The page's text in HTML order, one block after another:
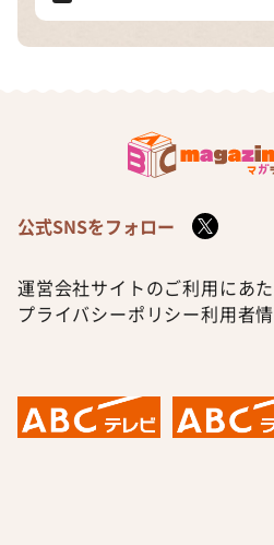
公式SNSをフォロー
運営会社サイトのご利用にあ
プライバシーポリシー利用者